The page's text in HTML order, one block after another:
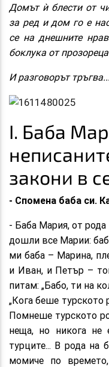
Домът ѝ блести от
за ред и дом го е
се на днешните
боклука от
И разговорът тръгва...
I. Баба
закони в
- Спомена баба си.
- Баба Мария, от
дошли все Марии:
ми баба – Марина,
и Иван, и Петър –
питам: „Бабо, ти на
„Кога беше турското
Помнеше турското
неща, но никога не
турците... В рода на
момиче по